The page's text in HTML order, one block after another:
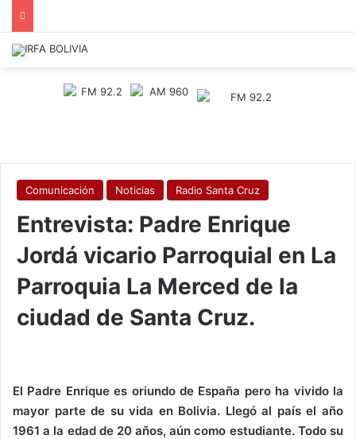
Comunicación Noticias Radio Santa Cruz
Entrevista: Padre Enrique
Jordá vicario Parroquial en La
Parroquia La Merced de la
ciudad de Santa Cruz.
El Padre Enrique es oriundo de España pero ha vivido la
mayor parte de su vida en Bolivia. Llegó al país el año
1961 a la edad de 20 años, aún como estudiante. Todo su